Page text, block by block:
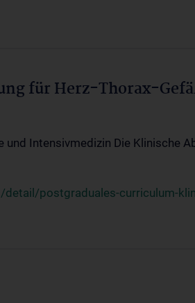
für Herz-Thorax-
Intensivmedizin Die Klinische
postgraduales-curriculum-